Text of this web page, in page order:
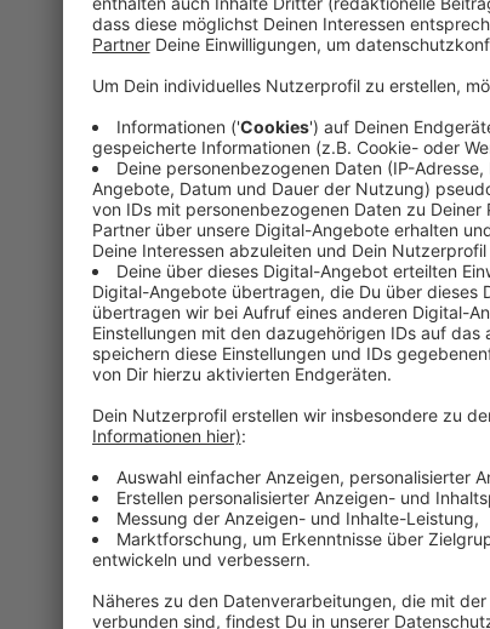
Du stehst in der Küche,
jemand entsetzt an:
„Moment mal. Du
Tja. Sollte man aber.
Waschen wird zumindest
Und wenn wir schon bei
harten Wasserstrahl
Besser ist ein kaltes
die Erdbeere Wasser und
Es sind genau diese
irgendwie immer
Zum Beispiel die
Backformen oder
Perfekt, um Teller
Oder das Loch in der